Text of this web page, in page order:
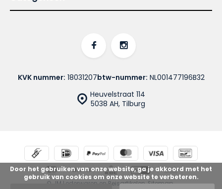
Heuvelstraat 114
5038 AH, Tilburg
KVK nummer: 18031207btw-nummer: NL001477196B32
© JM Lederwaren en Reisartikelen Sitemap
Door het gebruiken van onze website, ga je akkoord met het
gebruik van cookies om onze website te verbeteren.